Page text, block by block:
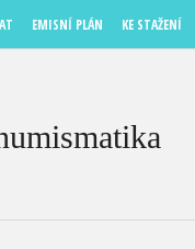
EMISNÍ PLÁN KE STAŽENÍ